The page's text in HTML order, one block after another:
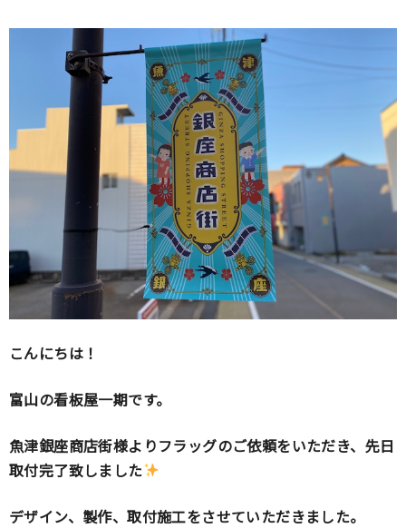
こんにちは！
富山の看板屋一期です。
魚津銀座商店街様よりフラッグのご依頼をいただき、先日
取付完了致しました
デザイン、製作、取付施工をさせていただきました。